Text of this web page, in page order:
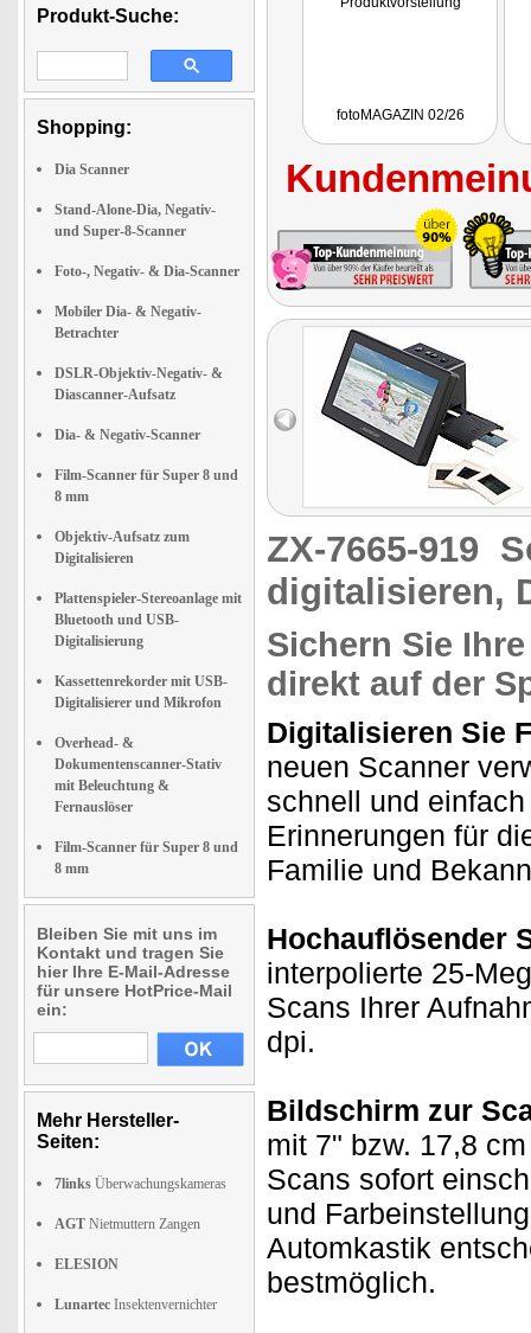
Produkt-Suche:
Shopping:
Dia Scanner
Stand-Alone-Dia, Negativ-
und Super-8-Scanner
Foto-, Negativ- & Dia-Scanner
Mobiler Dia- & Negativ-
Betrachter
DSLR-Objektiv-Negativ- &
Diascanner-Aufsatz
Dia- & Negativ-Scanner
Film-Scanner für Super 8 und
8 mm
Objektiv-Aufsatz zum
Digitalisieren
Plattenspieler-Stereoanlage mit
Bluetooth und USB-
Digitalisierung
Kassettenrekorder mit USB-
Digitalisierer und Mikrofon
Overhead- &
Dokumentenscanner-Stativ
mit Beleuchtung &
Fernauslöser
Film-Scanner für Super 8 und
8 mm
Bleiben Sie mit uns im
Kontakt und tragen Sie
hier Ihre E-Mail-Adresse
für unsere HotPrice-Mail
ein:
Mehr Hersteller-
Seiten:
7links Überwachungskameras
AGT Nietmuttern Zangen
ELESION
Lunartec Insektenvernichter
fotoMAGAZIN 02/26
ZX-7665-919
digitalisieren,
Sichern Sie
direkt auf der
Digitalisieren Sie
neuen Scanner
schnell und
Erinnerungen für
Familie und
Hochauflösender
interpolierte 25-
Scans Ihrer
dpi.
Bildschirm zur
mit 7" bzw. 17,8
Scans sofort
und
Automkastik
bestmöglich.